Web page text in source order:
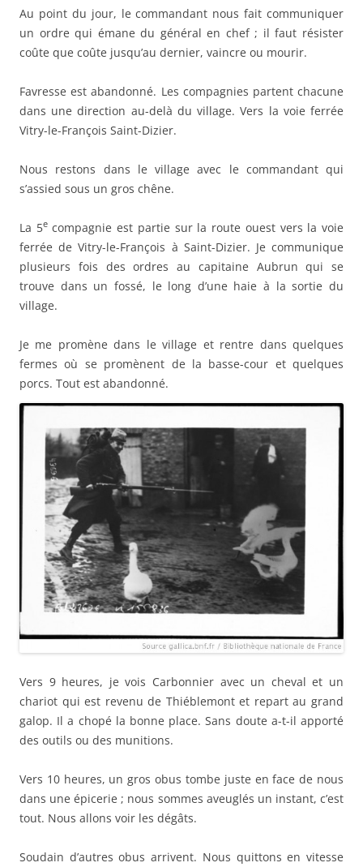
Au point du jour, le commandant nous fait communiquer
un ordre qui émane du général en chef ; il faut résister
coûte que coûte jusqu’au dernier, vaincre ou mourir.
Favresse est abandonné. Les compagnies partent chacune
dans une direction au-delà du village. Vers la voie ferrée
Vitry-le-François Saint-Dizier.
Nous restons dans le village avec le commandant qui
s’assied sous un gros chêne.
La 5ecompagnie est partie sur la route ouest vers la voie
ferrée de Vitry-le-François à Saint-Dizier. Je communique
plusieurs fois des ordres au capitaine Aubrun qui se
trouve dans un fossé, le long d’une haie à la sortie du
village.
Je me promène dans le village et rentre dans quelques
fermes où se promènent de la basse-cour et quelques
porcs. Tout est abandonné.
Vers 9 heures, je vois Carbonnier avec un cheval et un
chariot qui est revenu de Thiéblemont et repart au grand
galop. Il a chopé la bonne place. Sans doute a-t-il apporté
des outils ou des munitions.
Vers 10 heures, un gros obus tombe juste en face de nous
dans une épicerie ; nous sommes aveuglés un instant, c’est
tout. Nous allons voir les dégâts.
Soudain d’autres obus arrivent. Nous quittons en vitesse